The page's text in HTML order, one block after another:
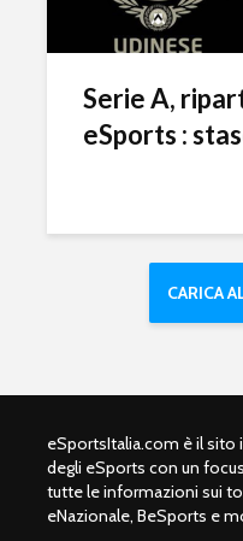
Serie A,
eSports :
CARICA
eSportsItalia.com è il
degli eSports con un
tutte le informazioni sui
eNazionale, BeSports e